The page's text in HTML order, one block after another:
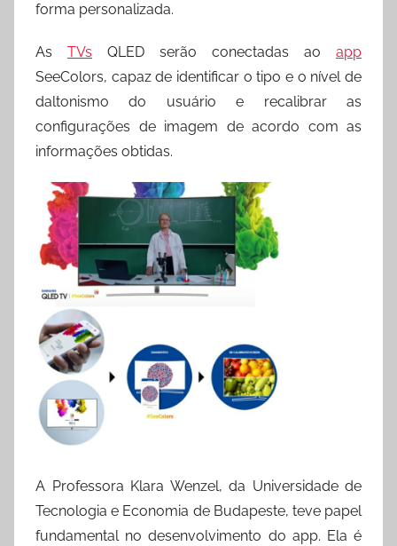
forma personalizada.
As TVs QLED serão conectadas ao app
SeeColors, capaz de identificar o tipo e o nível de
daltonismo do usuário e recalibrar as
configurações de imagem de acordo com as
informações obtidas.
A Professora Klara Wenzel, da Universidade de
Tecnologia e Economia de Budapeste, teve papel
fundamental no desenvolvimento do app. Ela é